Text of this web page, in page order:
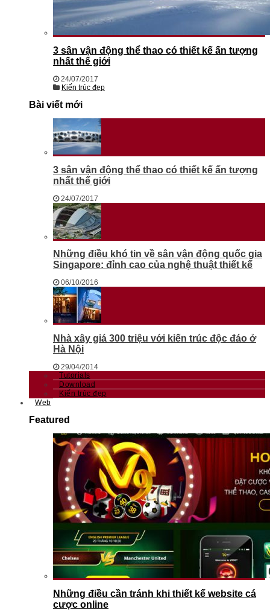
3 sân vận động thể thao có thiết kế ấn tượng
nhất thế giới
24/07/2017
Kiến trúc đẹp
Bài viết mới
3 sân vận động thể thao có thiết kế ấn tượng
nhất thế giới
24/07/2017
Những điều khó tin về sân vận động quốc gia
Singapore: đỉnh cao của nghệ thuật thiết kế
06/10/2016
Nhà xây giá 300 triệu với kiến trúc độc đáo ở
Hà Nội
29/04/2014
Tutorials
Download
Kiến trúc đẹp
Web
Featured
Những điều cần tránh khi thiết kế website cá
cược online